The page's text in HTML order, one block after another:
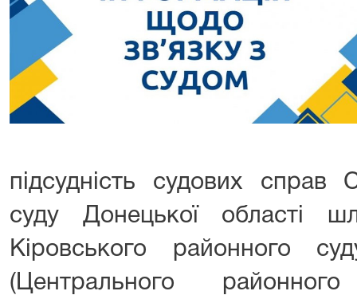
підсудність судових справ
суду Донецької області
Кіровського районного
(Центрального